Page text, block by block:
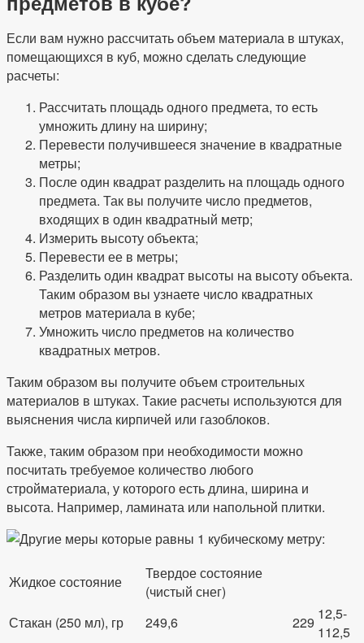
Если вам нужно рассчитать объем материала в штуках,
помещающихся в куб, можно сделать следующие
расчеты:
Рассчитать площадь одного предмета, то есть
умножить длину на ширину;
Перевести получившееся значение в квадратные
метры;
После один квадрат разделить на площадь одного
предмета. Так вы получите число предметов,
входящих в один квадратный метр;
Измерить высоту объекта;
Перевести ее в метры;
Разделить один квадрат высоты на высоту объекта.
Таким образом вы узнаете число квадратных
метров материала в кубе;
Умножить число предметов на количество
квадратных метров.
Таким образом вы получите объем строительных
материалов в штуках. Такие расчеты используются для
выяснения числа кирпичей или газоблоков.
Также, таким образом при необходимости можно
посчитать требуемое количество любого
стройматериала, у которого есть длина, ширина и
высота. Например, ламината или напольной плитки.
Жидкое состояние
Твердое состояние
(чистый снег)
Стакан (250 мл), гр
249,6 229 12,5-
112,5